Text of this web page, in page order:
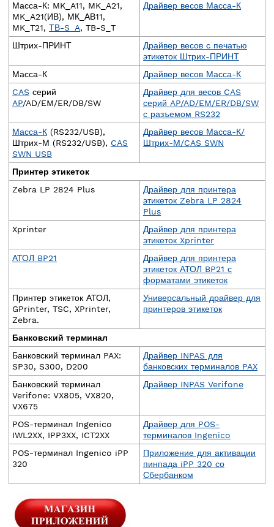
Масса-К: MK_A11, MK_A21,
MK_A21(ИВ), МК_АВ11,
MK_T21, ТВ-S_A, TB-S_T
Драйвер весов Масса-К
Штрих-ПРИНТ
Драйвер весов с печатью
этикеток Штрих-ПРИНТ
Масса-К
Драйвер весов Масса-К
CAS серий
AP/AD/EM/ER/DB/SW
Драйвер для весов CAS
серий AP/AD/EM/ER/DB/SW
с разъемом RS232
Масса-К (RS232/USB),
Штрих-М (RS232/USB), CAS
SWN USB
Драйвер весов Масса-К/
Штрих-М/CAS SWN
Принтер этикеток
Zebra LP 2824 Plus
Драйвер для принтера
этикеток Zebra LP 2824
Plus
Xprinter
Драйвер для принтера
этикеток Xprinter
АТОЛ BP21
Драйвер для принтера
этикеток АТОЛ BP21 с
форматами этикеток
Принтер этикеток АТОЛ,
GPrinter, TSC, XPrinter,
Zebra.
Универсальный драйвер для
принтеров этикеток
Банковский терминал
Банковский терминал PAX:
SP30, S300, D200
Драйвер INPAS для
банковских терминалов PAX
Банковский терминал
Verifone: VX805, VX820,
VX675
Драйвер INPAS Verifone
POS-терминал Ingenico
IWL2XX, IPP3XX, ICT2XX
Драйвер для POS-
терминалов Ingenico
POS-терминал Ingenico iPP
320
Приложение для активации
пинпада iPP 320 со
Сбербанком